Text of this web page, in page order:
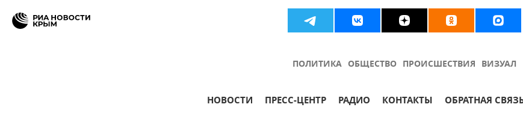
ПОЛИТИКА ОБЩЕСТВО ПРОИСШЕСТВИЯ ВИЗУАЛ
НОВОСТИ ПРЕСС-ЦЕНТР РАДИО КОНТАКТЫ ОБРАТНАЯ